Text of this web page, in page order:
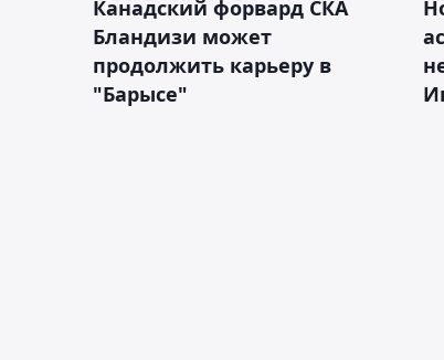
Канадский форвард СКА
Бландизи может
продолжить карьеру в
"Барысе"